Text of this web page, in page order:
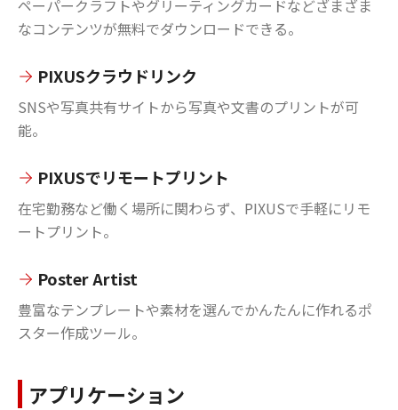
ペーパークラフトやグリーティングカードなどざまざま
なコンテンツが無料でダウンロードできる。
PIXUSクラウドリンク
SNSや写真共有サイトから写真や文書のプリントが可
能。
PIXUSでリモートプリント
在宅勤務など働く場所に関わらず、PIXUSで手軽にリモ
ートプリント。
Poster Artist
豊富なテンプレートや素材を選んでかんたんに作れるポ
スター作成ツール。
アプリケーション